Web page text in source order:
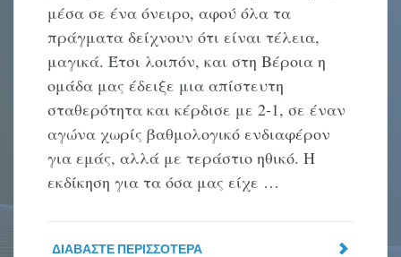
μέσα σε ένα όνειρο, αφού όλα τα
πράγματα δείχνουν ότι είναι τέλεια,
μαγικά. Έτσι λοιπόν, και στη Βέροια η
ομάδα μας έδειξε μια απίστευτη
σταθερότητα και κέρδισε με 2-1, σε έναν
αγώνα χωρίς βαθμολογικό ενδιαφέρον
για εμάς, αλλά με τεράστιο ηθικό. Η
εκδίκηση για τα όσα μας είχε …
ΔΙΑΒΆΣΤΕ ΠΕΡΙΣΣΌΤΕΡΑ